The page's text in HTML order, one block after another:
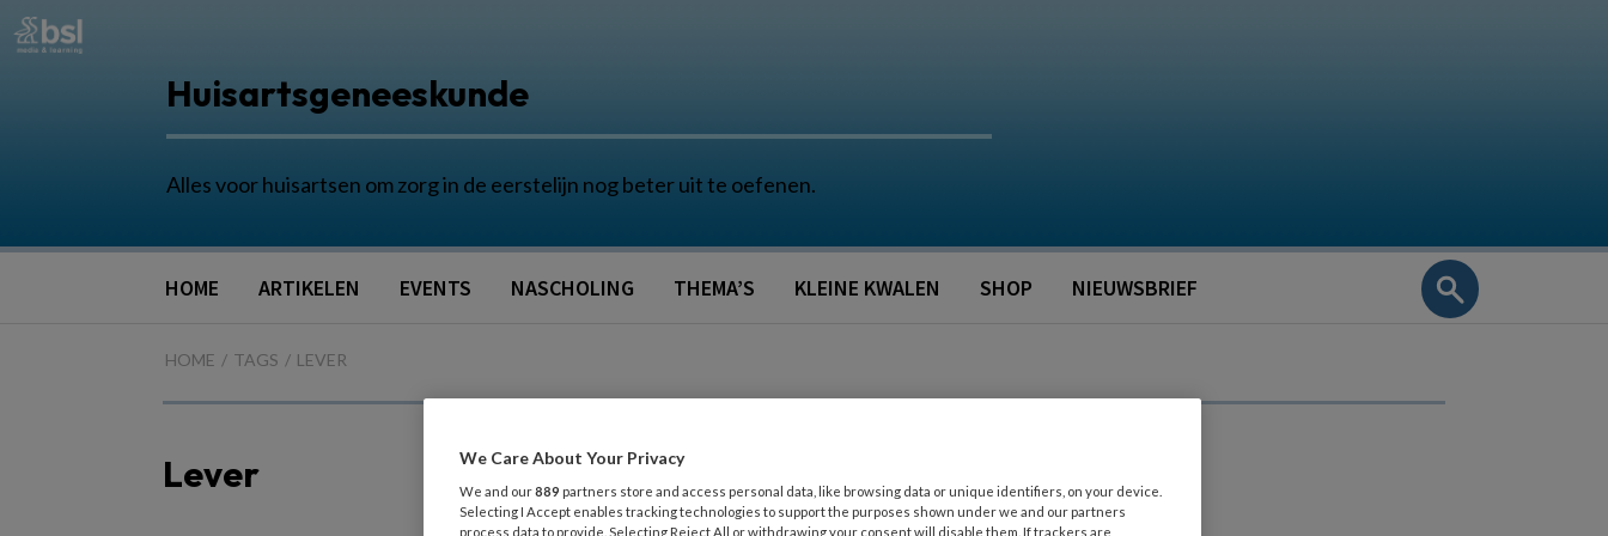
Huisartsgeneeskunde
Alles voor huisartsen om zorg in de eerstelijn nog beter uit te oefenen.
HOME ARTIKELEN EVENTS NASCHOLING THEMA’S KLEINE KWALEN SHOP NIEUWSBRIEF
HOME TAGS LEVER
Lever We Care About Your Privacy
We and our889 partners store and access personal data, like browsing data or unique identifiers, on your device.
Selecting I Accept enables tracking technologies to support the purposes shown under we and our partners
process data to provide. Selecting Reject All or withdrawing your consent will disable them. If trackers are